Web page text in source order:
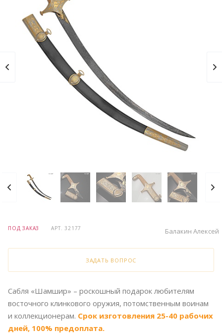
ПОД ЗАКАЗ АРТ.32177 Балакин Алексей
ЗАДАТЬ ВОПРОС
Сабля «Шамшир» – роскошный подарок любителям
восточного клинкового оружия, потомственным воинам
и коллекционерам. Срок изготовления 25-40 рабочих
дней, 100% предоплата.